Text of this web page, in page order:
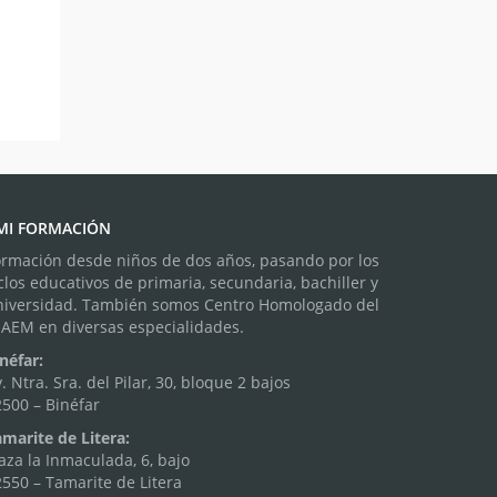
FORMACIÓN
desde niños de dos años, pasando por los
educativos de primaria, secundaria, bachiller y
También somos Centro Homologado del
en diversas especialidades.
Ntra. Sra. del Pilar, 30, bloque 2 bajos
– Binéfar
de Litera:
la Inmaculada, 6, bajo
– Tamarite de Litera